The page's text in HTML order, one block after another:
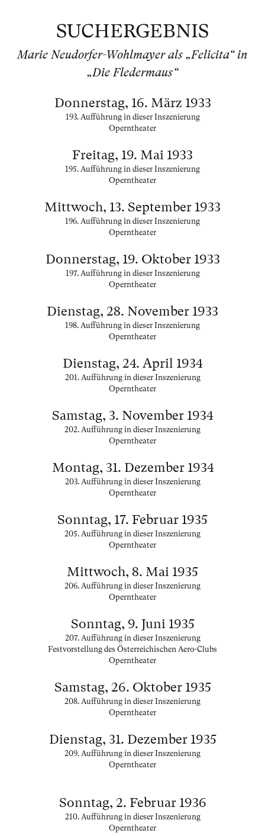
SUCHERGEBNIS
Marie Neudorfer-Wohlmayer als „Felicita“ in
„Die Fledermaus“
Donnerstag, 16. März 1933
193. Aufführung in dieser Inszenierung
Operntheater
Freitag, 19. Mai 1933
195. Aufführung in dieser Inszenierung
Operntheater
Mittwoch, 13. September 1933
196. Aufführung in dieser Inszenierung
Operntheater
Donnerstag, 19. Oktober 1933
197. Aufführung in dieser Inszenierung
Operntheater
Dienstag, 28. November 1933
198. Aufführung in dieser Inszenierung
Operntheater
Dienstag, 24. April 1934
201. Aufführung in dieser Inszenierung
Operntheater
Samstag, 3. November 1934
202. Aufführung in dieser Inszenierung
Operntheater
Montag, 31. Dezember 1934
203. Aufführung in dieser Inszenierung
Operntheater
Sonntag, 17. Februar 1935
205. Aufführung in dieser Inszenierung
Operntheater
Mittwoch, 8. Mai 1935
206. Aufführung in dieser Inszenierung
Operntheater
Sonntag, 9. Juni 1935
207. Aufführung in dieser Inszenierung
Festvorstellung des Österreichischen Aero-Clubs
Operntheater
Samstag, 26. Oktober 1935
208. Aufführung in dieser Inszenierung
Operntheater
Dienstag, 31. Dezember 1935
209. Aufführung in dieser Inszenierung
Operntheater
Sonntag, 2. Februar 1936
210. Aufführung in dieser Inszenierung
Operntheater